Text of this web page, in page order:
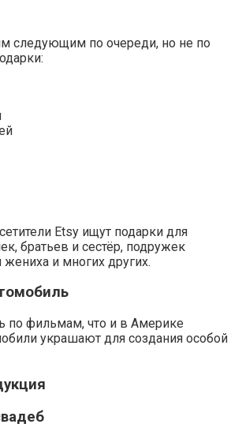
следующим по очереди, но не по
Etsy ищут подарки для
братьев и сестёр, подружек
и многих других.
по фильмам, что и в Америке
украшают для создания особой